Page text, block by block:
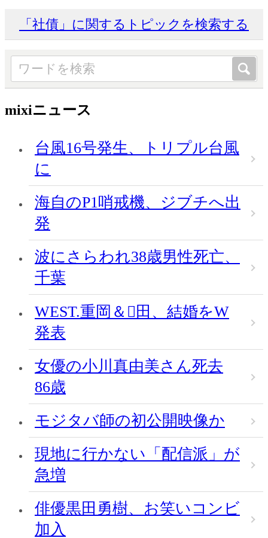
「社債」に関するトピックを検索する
mixiニュース
台風16号発生、トリプル台風
に
海自のP1哨戒機、ジブチへ出
発
波にさらわれ38歳男性死亡、
千葉
WEST.重岡＆田、結婚をW
発表
女優の小川真由美さん死去
86歳
モジタバ師の初公開映像か
現地に行かない「配信派」が
急増
俳優黒田勇樹、お笑いコンビ
加入